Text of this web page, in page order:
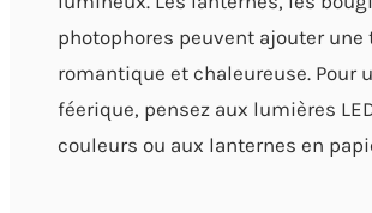
photophores peuvent ajouter une
romantique et chaleureuse. Pour
féerique, pensez aux lumières
couleurs ou aux lanternes en